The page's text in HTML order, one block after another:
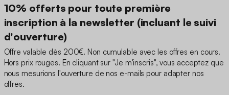
10% offerts pour toute première
inscription à la newsletter (incluant le suivi
d'ouverture)
Offre valable dès 200€. Non cumulable avec les offres en cours.
Hors prix rouges. En cliquant sur "Je m'inscris", vous acceptez que
nous mesurions l'ouverture de nos e-mails pour adapter nos
offres.